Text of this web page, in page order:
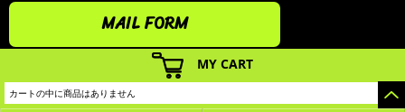
MY CART
カートの中に商品はありません
MAIL FORM